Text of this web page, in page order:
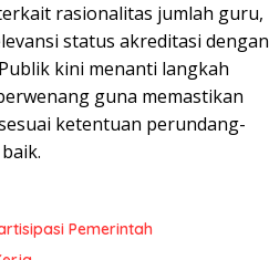
rasionalitas jumlah guru,
status akreditasi dengan
kini menanti langkah
guna memastikan
ketentuan perundang-
Pemerintah